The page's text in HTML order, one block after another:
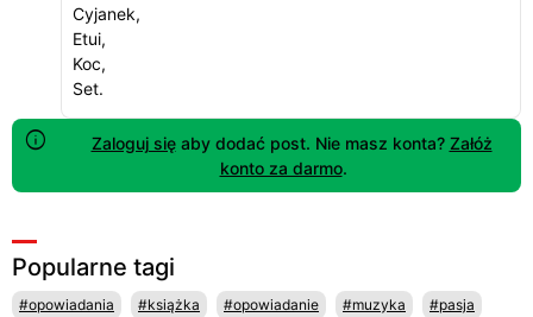
Cyjanek,
Etui,
Koc,
Set.
Zaloguj sięaby dodać post. Nie masz konta? Załóż
konto za darmo.
Popularne tagi
#opowiadania #książka #opowiadanie #muzyka #pasja